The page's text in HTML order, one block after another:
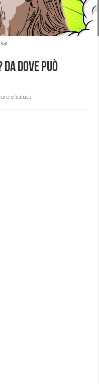
dove può
e Salute